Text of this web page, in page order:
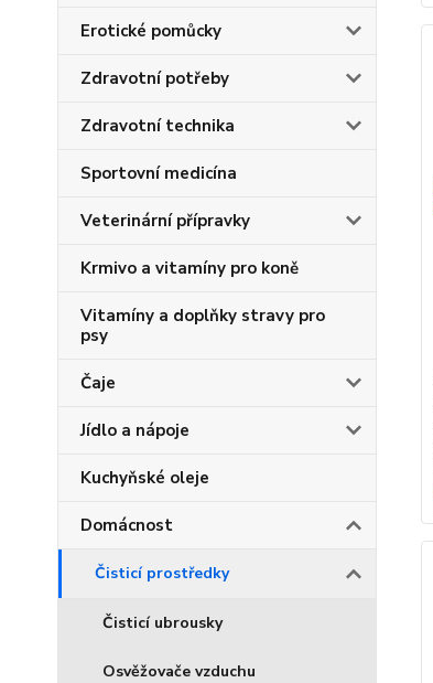
Erotické pomůcky
Zdravotní potřeby
Zdravotní technika
Sportovní medicína
Veterinární přípravky
Krmivo a vitamíny pro koně
Vitamíny a doplňky stravy pro
psy
Čaje
Jídlo a nápoje
Kuchyňské oleje
Domácnost
Čisticí prostředky
Čisticí ubrousky
Osvěžovače vzduchu